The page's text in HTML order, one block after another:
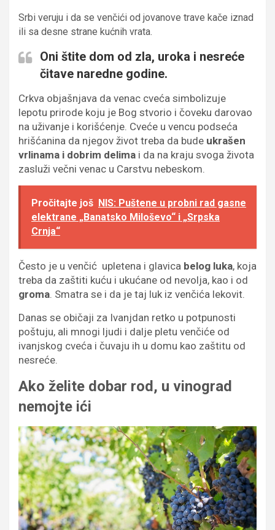
Srbi veruju i da se venčići od jovanove trave kače iznad
ili sa desne strane kućnih vrata.
Oni štite dom od zla, uroka i nesreće
čitave naredne godine.
Crkva objašnjava da venac cveća simbolizuje
lepotu prirode koju je Bog stvorio i čoveku darovao
na uživanje i korišćenje. Cveće u vencu podseća
hrišćanina da njegov život treba da bude ukrašen
vrlinama i dobrim delima i da na kraju svoga života
zasluži večni venac u Carstvu nebeskom.
Pročitajte još NIS: Puštene u probni rad gasne
elektrane „Banatsko Miloševo“ i „Srpska
Crnja“
Često je u venčić upletena i glavica belog luka, koja
treba da zaštiti kuću i ukućane od nevolјa, kao i od
groma. Smatra se i da je taj luk iz venčića lekovit.
Danas se običaji za Ivanjdan retko u potpunosti
poštuju, ali mnogi ljudi i dalje pletu venčiće od
ivanjskog cveća i čuvaju ih u domu kao zaštitu od
nesreće.
Ako želite dobar rod, u vinograd
nemojte ići